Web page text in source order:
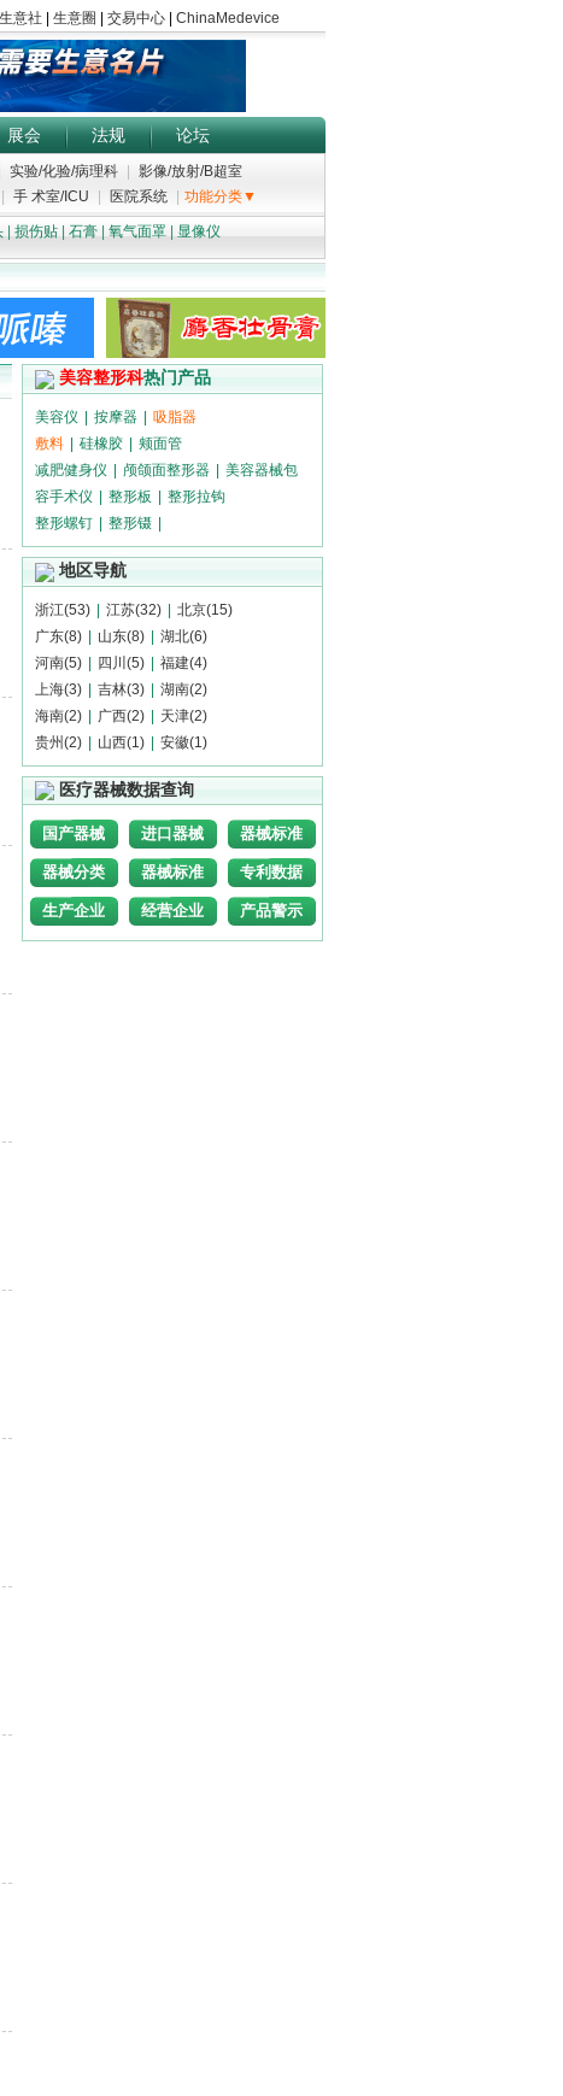
展会 法规 论坛
实验/化验/病理科
影像/放射/B超室
手 术室/ICU 医院系统 功能分类▼
| 损伤贴| 石膏| 氧气面罩| 显像仪
美容整形科热门产品
美容仪 | 按摩器 | 吸脂器
敷料 | 硅橡胶 | 颊面管
减肥健身仪 | 颅颌面整形器 | 美容器械包
容手术仪 | 整形板 | 整形拉钩
整形螺钉 | 整形镊 |
地区导航
浙江(53) | 江苏(32) | 北京(15)
广东(8) | 山东(8) | 湖北(6)
河南(5) | 四川(5) | 福建(4)
上海(3) | 吉林(3) | 湖南(2)
海南(2) | 广西(2) | 天津(2)
贵州(2) | 山西(1) | 安徽(1)
医疗器械数据查询
国产器械 进口器械 器械标准
器械分类 器械标准 专利数据
生产企业 经营企业 产品警示